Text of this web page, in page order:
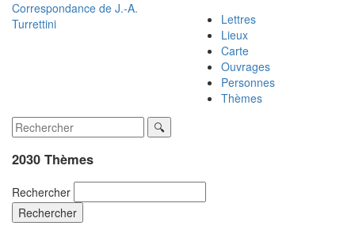
Correspondance de J.-A.
Turrettini
Lettres
Lieux
Carte
Ouvrages
Personnes
Thèmes
2030 Thèmes
Rechercher
Rechercher